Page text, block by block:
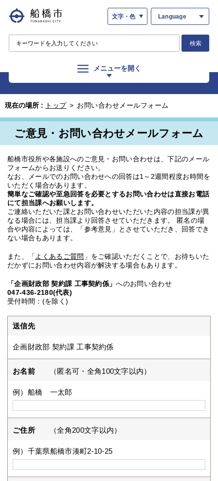
文字・色 Language
検索
メニューを開く
現在の場所 : トップ > お問い合わせメールフォーム
ご意見・お問い合わせメールフォーム
船橋市役所や各施設へのご意見・お問い合わせは、下記のメール
フォームからお送りください。
なお、メールでのお問い合わせへの回答は1～2週間程度お時間を
いただく場合があります。
簡単なご確認や至急回答を必要とするお問い合わせは直接お電話
にて担当課へお願いします。
ご連絡いただいた課とお問い合わせいただいた内容の担当課が異
なる場合には、担当課より回答させていただきます。 匿名の場
合や内容によっては、「参考意見」とさせていただき、回答でき
ない場合もあります。
また、「 よくあるご質問 」をご確認いただくことで、お待ちいた
だかずにお問い合わせ内容が解決する場合もあります。
「企画財政部 契約課 工事契約係」へのお問い合わせ
047-436-2180(代表)
受付時間：(を除く)
送信先
企画財政部 契約課 工事契約係
お名前 （匿名可・全角100文字以内）
例）船橋 一太郎
ご住所 （全角200文字以内）
例）千葉県船橋市湊町2-10-25